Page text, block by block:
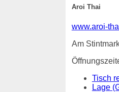
Aroi Thai
www.aroi-
Am
Tisch
Lage